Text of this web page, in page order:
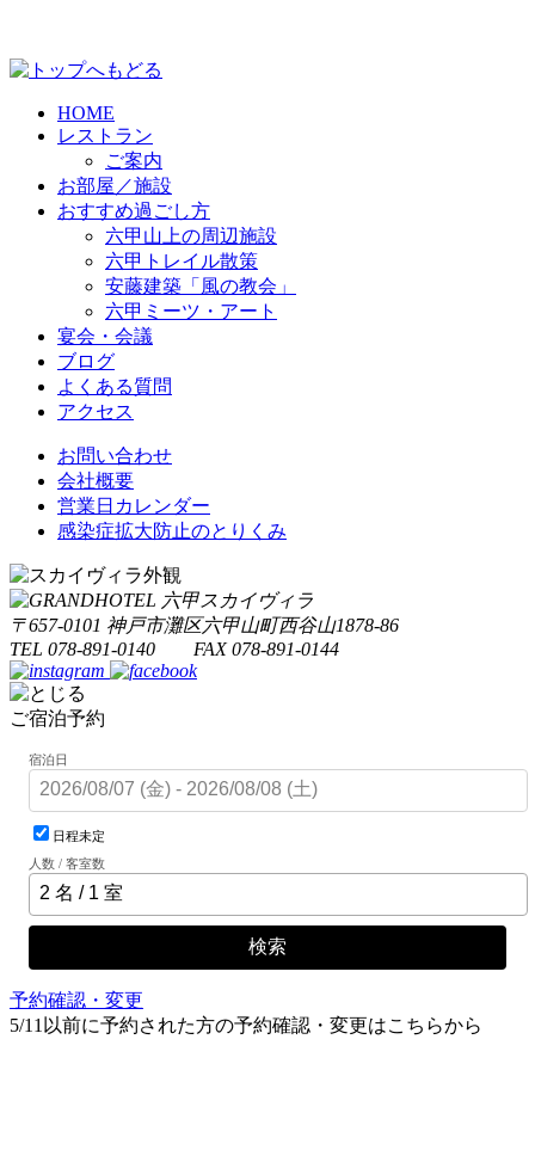
HOME
レストラン
ご案内
お部屋／施設
おすすめ過ごし方
六甲山上の周辺施設
六甲トレイル散策
安藤建築「風の教会」
六甲ミーツ・アート
宴会・会議
ブログ
よくある質問
アクセス
お問い合わせ
会社概要
営業日カレンダー
感染症拡大防止のとりくみ
〒657-0101 神戸市灘区六甲山町西谷山1878-86
TEL 078-891-0140 FAX 078-891-0144
ご宿泊予約
宿泊日
日程未定
人数 / 客室数
検索
予約確認・変更
5/11以前に予約された方の予約確認・変更はこちらから